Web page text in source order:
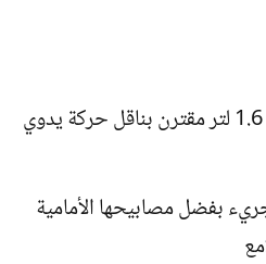
وتم تزويد فيات دوبلو بانوراما الجديدة بمحرك بنزين سعة 1.6 لتر مقترن بناقل حركة يدوي
بفضل مصابيحها الأمامية